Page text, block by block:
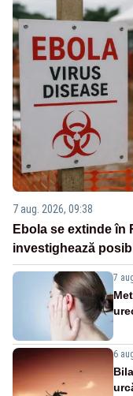
7 aug. 2026, 09:38
Ebola se extinde în
investighează
7
6